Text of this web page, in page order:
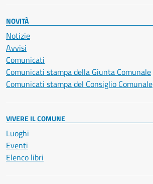
NOVITÀ
Notizie
Avvisi
Comunicati
Comunicati stampa della Giunta Comunale
Comunicati stampa del Consiglio Comunale
VIVERE IL COMUNE
Luoghi
Eventi
Elenco libri